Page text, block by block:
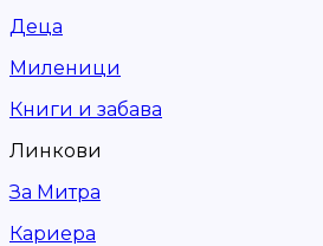
Деца
Миленици
Книги и забава
Линкови
За Митра
Кариера